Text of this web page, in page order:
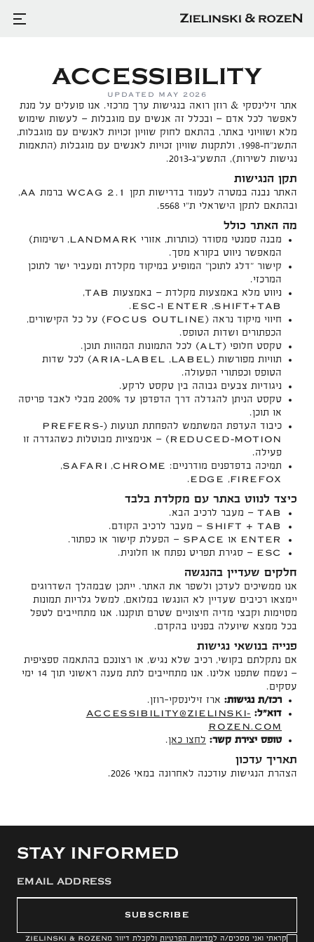
ACCESSIBILITY
UPDATED MAY 2026
אתר זילינסקי & רוזן רואה בנגישות ערך מרכזי. אנו פועלים על מנת
לאפשר לכל אדם — ובכלל זה אנשים עם מוגבלות — לעשות שימוש
מלא ושוויוני באתר, בהתאם לחוק שוויון זכויות לאנשים עם מוגבלות,
התשנ"ח‑1998, ולתקנות שוויון זכויות לאנשים עם מוגבלות (התאמות
נגישות לשירות), התשע"ג‑2013.
תקן הנגישות
האתר נבנה במטרה לעמוד בדרישות תקן WCAG 2.1 ברמת AA
,
ובהתאם לתקן הישראלי ת"י 5568.
מה האתר כולל
מבנה סמנטי מסודר (כותרות, אזורי LANDMARK, רשימות)
המאפשר ניווט בקורא מסך.
קישור "דלג לתוכן" המופיע במיקוד מקלדת ומעביר ישר לתוכן
המרכזי.
ניווט מלא באמצעות מקלדת — באמצעות TAB
,
SHIFT+TAB
,
ENTER ו‑ESC
.
חיווי מיקוד נראה ( FOCUS OUTLINE) על כל הקישורים,
הכפתורים ושדות הטופס.
טקסט חלופי ( ALT) לכל התמונות המהוות תוכן.
תוויות מפורשות (LABEL
,
ARIA-LABEL) לכל שדות
הטופס וכפתורי הפעולה.
ניגודיות צבעים גבוהה בין טקסט לרקע.
טקסט הניתן להגדלה דרך הדפדפן עד 200% מבלי לאבד פריסה
או תוכן.
כיבוד העדפת המשתמש להפחתת תנועות (PREFERS-
REDUCED-MOTION ) — אנימציות מבוטלות כשהגדרה זו
פעילה.
תמיכה בדפדפנים מודרניים: CHROME
,
SAFARI
,
FIREFOX
,
EDGE
.
כיצד לנווט באתר עם מקלדת בלבד
TAB— מעבר לרכיב הבא.
SHIFT + TAB — מעבר לרכיב הקודם.
ENTER או SPACE — הפעלת קישור או כפתור.
ESC — סגירת תפריט נפתח או חלונית.
חלקים שעדיין בהנגשה
אנו ממשיכים לעדכן ולשפר את האתר. ייתכן שבמהלך השדרוגים
יימצאו רכיבים שעדיין לא הונגשו במלואם, למשל גלריות תמונות
מסוימות וקבצי מדיה חיצוניים שטרם תוקננו. אנו מתחייבים לטפל
בכל ממצא שיועלה בפנינו בהקדם.
פנייה בנושאי נגישות
אם נתקלתם בקושי, רכיב שלא נגיש, או רצונכם בהתאמה ספציפית
— נשמח שתפנו אלינו. אנו מתחייבים לתת מענה ראשוני תוך 14 ימי
עסקים.
רכז/ת נגישות: ארז זילינסקי–רוזן.
דוא"ל: ACCESSIBILITY@ZIELINSKI-
ROZEN.COM
טופס יצירת קשר: לחצו כאן.
תאריך עדכון
הצהרת הנגישות עודכנה לאחרונה במאי 2026.
STAY INFORMED
SUBSCRIBE
קראתי ואני מסכים/ה למדיניות הפרטיות ולקבלת דיוור מZIELINSKI & ROZEN